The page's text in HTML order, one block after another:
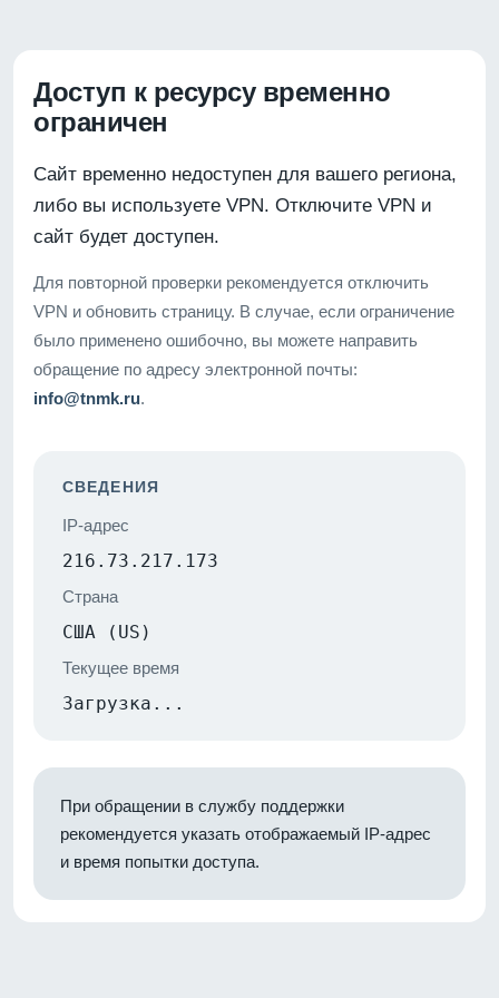
Доступ к ресурсу временно
ограничен
Сайт временно недоступен для вашего региона,
либо вы используете VPN. Отключите VPN и
сайт будет доступен.
Для повторной проверки рекомендуется отключить
VPN и обновить страницу. В случае, если ограничение
было применено ошибочно, вы можете направить
обращение по адресу электронной почты:
info@tnmk.ru.
СВЕДЕНИЯ
IP-адрес
216.73.217.173
Страна
США (US)
Текущее время
Загрузка...
При обращении в службу поддержки
рекомендуется указать отображаемый IP-адрес
и время попытки доступа.